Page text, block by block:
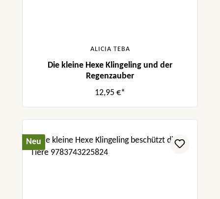
ALICIA TEBA
Die kleine Hexe Klingeling und der
Regenzauber
12,95 €*
Neu